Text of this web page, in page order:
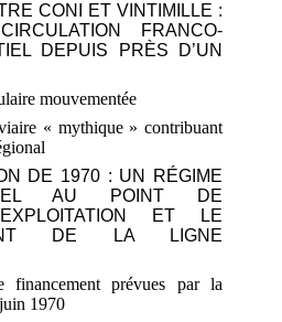
CONI ET VINTIMILLE :
FRANCO-
DEPUIS PRÈS D’UN
mouvementée
« mythique » contribuant
DE 1970 : UN RÉGIME
AU POINT DE
ET LE
DE LA LIGNE
financement prévues par la
juin 1970